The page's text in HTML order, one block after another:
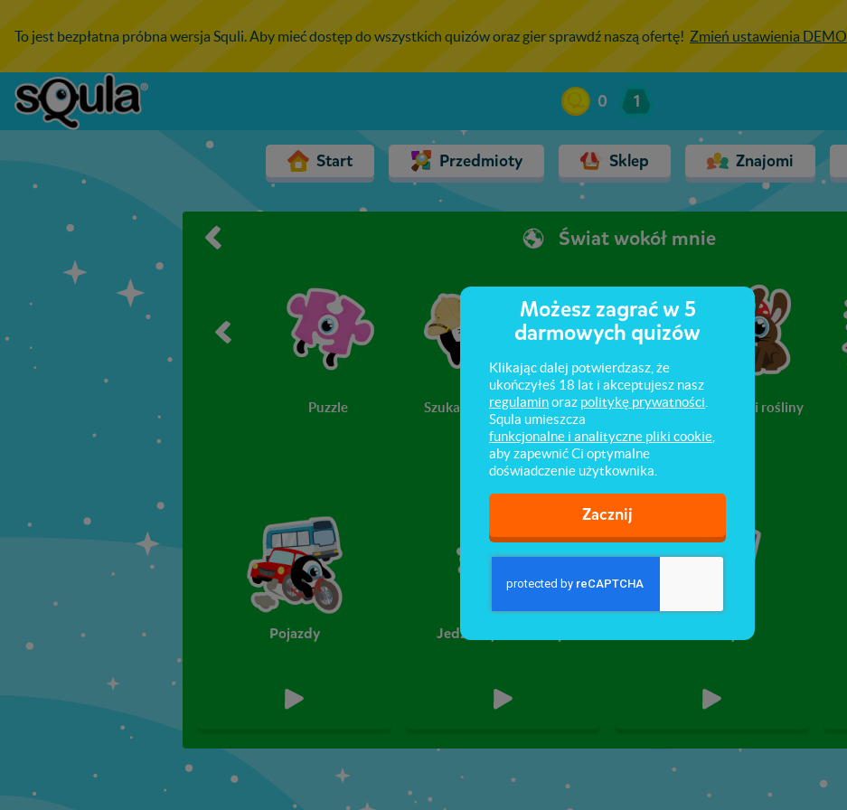
To jest bezpłatna próbna wersja Squli. Aby mieć dostęp do wszystkich quizów oraz gier sprawdź naszą ofertę! Zmień ustawienia DEMO
0 1
Start Przedmioty Sklep Znajomi
Świat wokół mnie
Puzzle Szukaj i znajdź
W domu i na
dworze
Zwierzęta i rośliny
Pojazdy Jedziemy na wakacje
Możesz zagrać w 5
darmowych quizów
Klikając dalej potwierdzasz, że
ukończyłeś 18 lat i akceptujesz nasz
regulaminoraz politykę prywatności
Squla umieszcza
funkcjonalne i analityczne pliki cookie
aby zapewnić Ci optymalne
doświadczenie użytkownika.
Zacznij